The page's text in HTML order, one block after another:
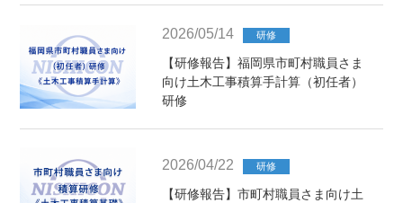
2026/05/14 研修
【研修報告】福岡県市町村職員さま
向け土木工事積算手計算（初任者）
研修
2026/04/22 研修
【研修報告】市町村職員さま向け土